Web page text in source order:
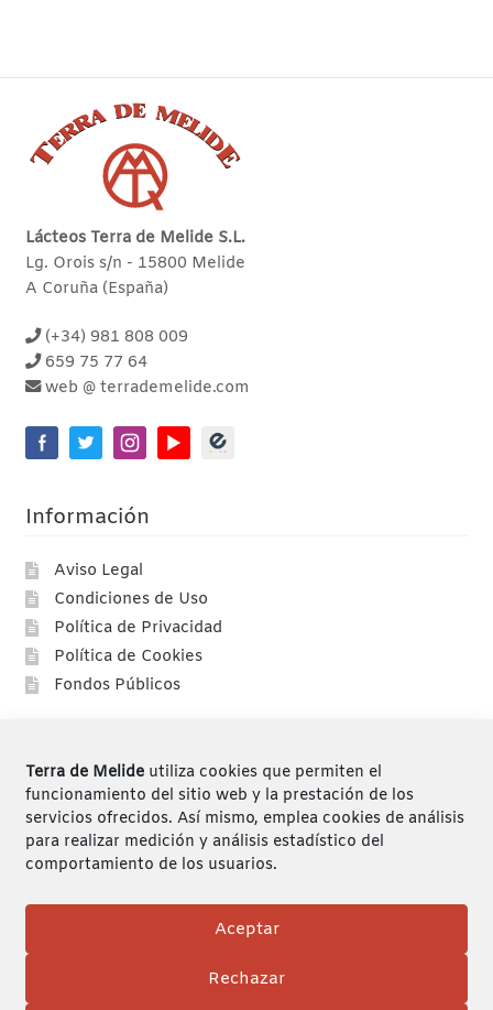
Terra de Melide utiliza cookies que permiten el
funcionamiento del sitio web y la prestación de los
servicios ofrecidos. Así mismo, emplea cookies de análisis
para realizar medición y análisis estadístico del
comportamiento de los usuarios.
Aceptar
Rechazar
Lácteos Terra de Melide S.L.
Lg. Orois s/n - 15800 Melide
A Coruña (España)
(+34) 981 808 009
659 75 77 64
web @ terrademelide.com
Información
Aviso Legal
Condiciones de Uso
Política de Privacidad
Política de Cookies
Fondos Públicos
Compra segura
Envíos
Devoluciones